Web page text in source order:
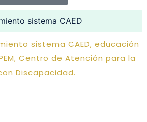
sistema CAED
sistema CAED, educación
Centro de Atención para la
Discapacidad.